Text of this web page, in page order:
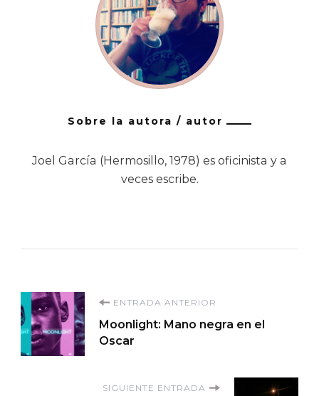
Sobre la autora / autor
Joel García (Hermosillo, 1978) es oficinista y a
veces escribe.
Navegación
de
entradas
ENTRADA ANTERIOR
Moonlight: Mano negra en el
Oscar
SIGUIENTE ENTRADA